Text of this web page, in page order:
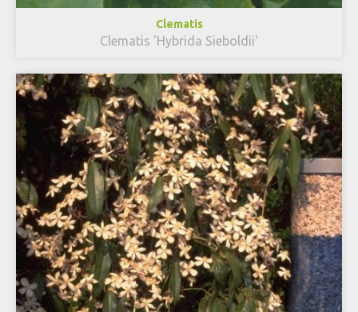
Clematis
Clematis 'Hybrida Sieboldii'